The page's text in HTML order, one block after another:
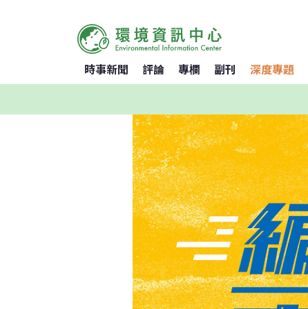
時事新聞 評論 專欄 副刊 深度專題